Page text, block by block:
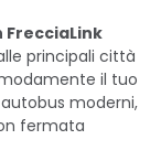
FrecciaLink
principali città
il tuo
autobus moderni,
fermata